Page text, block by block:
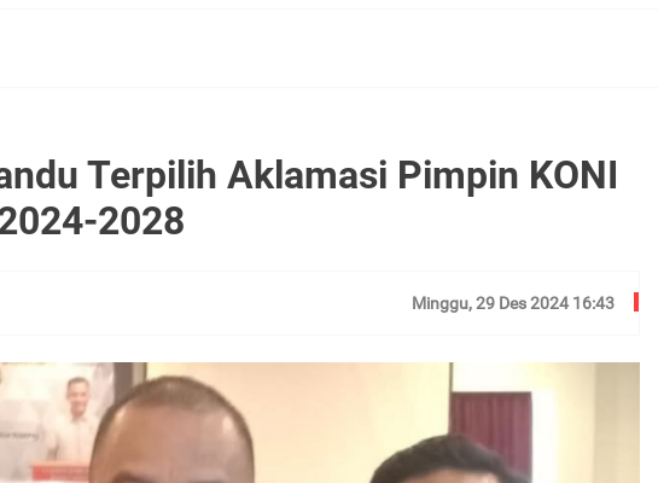
Terpilih Aklamasi Pimpin KONI
2028
Minggu, 29 Des 2024 16:43